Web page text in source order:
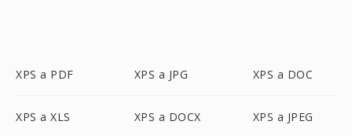
XPS a PDF XPS a JPG XPS a DOC
XPS a XLS XPS a DOCX XPS a JPEG